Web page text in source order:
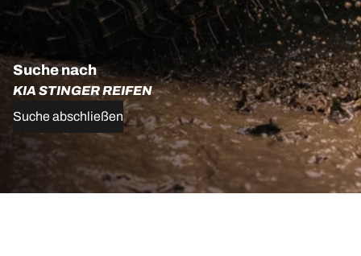
Suche nach
KIA STINGER REIFEN
Suche abschließen